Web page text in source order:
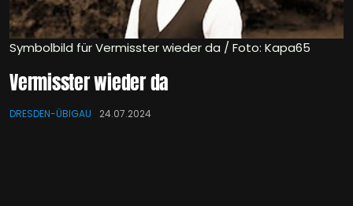
Symbolbild für Vermisster wieder da / Foto: Kapa65
Vermisster wieder da
DRESDEN-ÜBIGAU 24.07.2024